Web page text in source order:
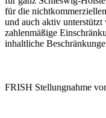
für die
und auch aktiv unterstützt
zahlenmäßige
inhaltliche
FRISH Stellungnahme